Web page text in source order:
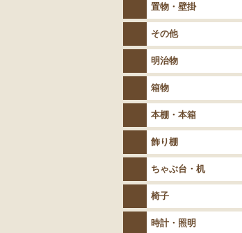
置物・壁掛
その他
明治物
箱物
本棚・本箱
飾り棚
ちゃぶ台・机
椅子
時計・照明